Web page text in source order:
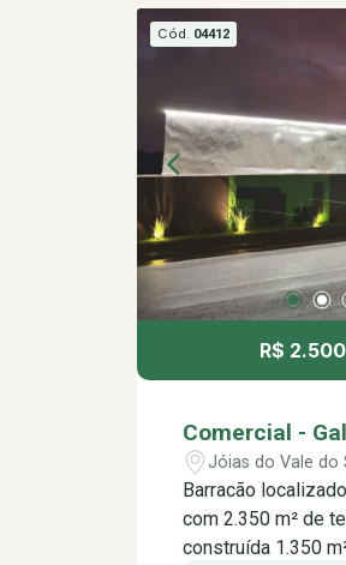
Cód. 04412
R$
Comercial -
Jóias do Vale do
Caldas/MG
Barracão
com 2.350 m² de
construída 1.350